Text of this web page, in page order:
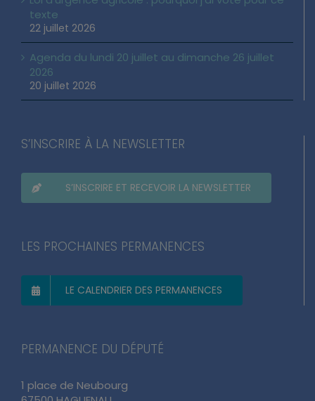
texte
22 juillet 2026
Agenda du lundi 20 juillet au dimanche 26 juillet
2026
20 juillet 2026
S’INSCRIRE À LA NEWSLETTER
S’INSCRIRE ET RECEVOIR LA NEWSLETTER
LES PROCHAINES PERMANENCES
LE CALENDRIER DES PERMANENCES
PERMANENCE DU DÉPUTÉ
1 place de Neubourg